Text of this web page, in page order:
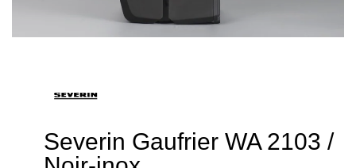
Severin Gaufrier WA 2103 /